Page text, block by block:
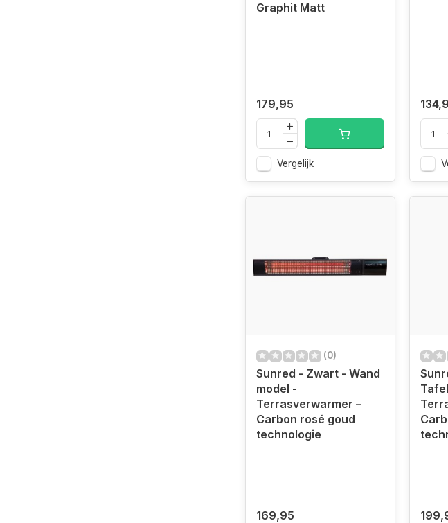
Graphit Matt
179,95
Vergelijk
(0)
Sunred - Zwart - Wand
model -
Terrasverwarmer –
Carbon rosé goud
technologie
169,95